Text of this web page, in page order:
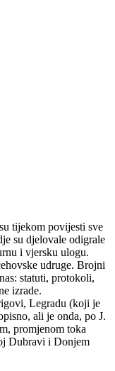
tijekom povijesti sve
su djelovale odigrale
i vjersku ulogu.
udruge. Brojni
statuti, protokoli,
izrade.
Legradu (koji je
ali je onda, po J.
promjenom toka
Dubravi i Donjem